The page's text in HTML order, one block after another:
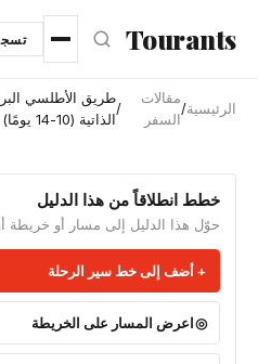
انتقل إلى المحتوى الرئيسي
Tourants
الرئيسية/
مقالات
السفر
/
طريق الأطلسي
الذاتية (10-14 يومًا)
خطط انطلاقاً من هذا الدليل
حوّل هذا الدليل إلى مسار أو خريطة
أضف إلى خط سير الرحلة
اعرض المسار على الخريطة